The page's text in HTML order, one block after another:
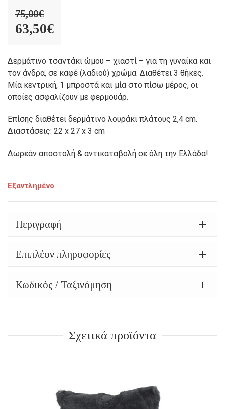
75,00€
Original
was:
75,00€.
63,50€
τρέχουσα
τιμή
είναι:
63,50€.
Δερμάτινο τσαντάκι ώμου – χιαστί – για τη γυναίκα και
τον άνδρα, σε καφέ (λαδιού) χρώμα. Διαθέτει 3 θήκες.
Μία κεντρική, 1 μπροστά και μία στο πίσω μέρος, οι
οποίες ασφαλίζουν με φερμουάρ.
Επίσης διαθέτει δερμάτινο λουράκι πλάτους 2,4 cm.
Διαστάσεις: 22 x 27 x 3 cm
Δωρεάν αποστολή & αντικαταβολή σε όλη την Ελλάδα!
Εξαντλημένο
Περιγραφή
Επιπλέον πληροφορίες
Κωδικός / Ταξινόμηση
Σχετικά προϊόντα